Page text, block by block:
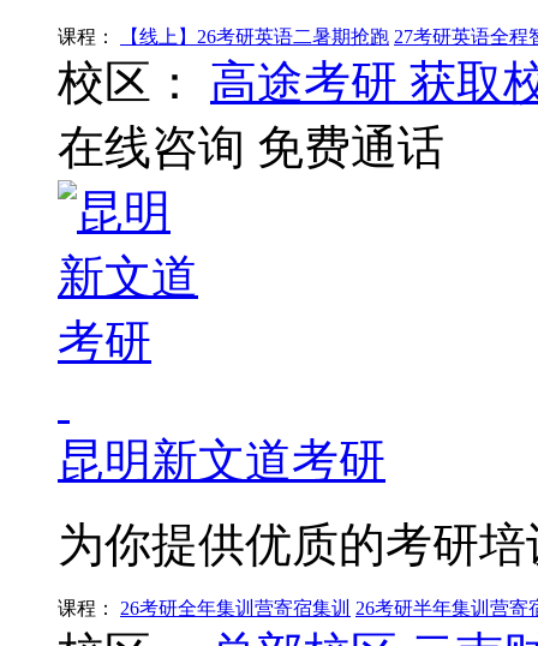
课程： 【线上】26考研英语二暑期抢跑 27考研英语全程
校区： 高途考研 获取
在线咨询 免费通话
昆明新文道考研
为你提供优质的考研
课程： 26考研全年集训营寄宿集训 26考研半年集训营寄